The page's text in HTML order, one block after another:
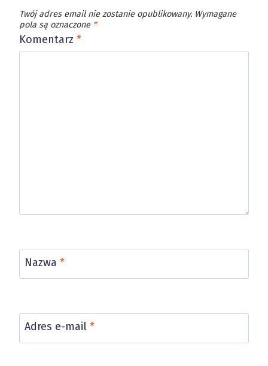
Twój adres email nie zostanie opublikowany. Wymagane
pola są oznaczone *
Komentarz *
Nazwa *
Adres e-mail *